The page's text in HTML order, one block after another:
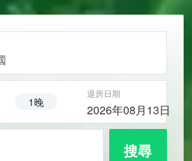
1晚
退房日期
2026年08月13日
搜尋